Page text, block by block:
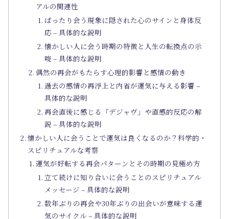
アルの関連性
ばったり会う現象に隠された心のサインと身体反
応 – 具体的な説明
懐かしい人に会う時期の特徴と人生の転換点の示
唆 – 具体的な説明
偶然の再会がもたらす心理的影響と感情の動き
過去の感情の再浮上と内省が運気に与える影響 –
具体的な説明
再会直後に感じる「デジャヴ」や直感的反応の解
説 – 具体的な説明
懐かしい人に会うことで運気は良くなるのか？科学的・
スピリチュアルな考察
運気が好転する再会パターンとその時期の見極め方
立て続けに知り合いに会うことのスピリチュアル
メッセージ – 具体的な説明
数年ぶりの再会や30年ぶりの出会いが意味する運
気のサイクル – 具体的な説明